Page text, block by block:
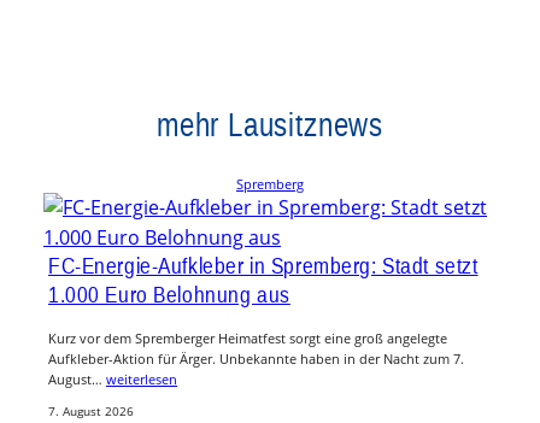
mehr Lausitznews
Spremberg
FC-Energie-Aufkleber in Spremberg: Stadt setzt
1.000 Euro Belohnung aus
Kurz vor dem Spremberger Heimatfest sorgt eine groß angelegte
Aufkleber-Aktion für Ärger. Unbekannte haben in der Nacht zum 7.
August… weiterlesen
7. August 2026